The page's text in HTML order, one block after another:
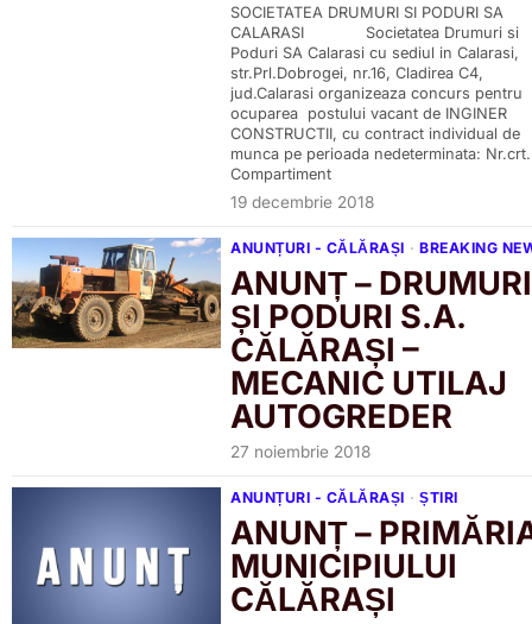
SOCIETATEA DRUMURI SI PODURI SA
CALARASI Societatea Drumuri si
Poduri SA Calarasi cu sediul in Calarasi,
str.Prl.Dobrogei, nr.16, Cladirea C4,
jud.Calarasi organizeaza concurs pentru
ocuparea postului vacant de INGINER
CONSTRUCTII, cu contract individual de
munca pe perioada nedeterminata: Nr.crt.
Compartiment
19 decembrie 2018
ANUNȚURI - CĂLĂRAȘI · BREAKING
ANUNȚ – DRUMURI
ȘI PODURI S.A.
CĂLĂRAȘI –
MECANIC UTILAJ
AUTOGREDER
27 noiembrie 2018
ANUNȚURI - CĂLĂRAȘI · ȘTIRI
ANUNȚ –
MUNICIPIULUI
CĂLĂRAȘI